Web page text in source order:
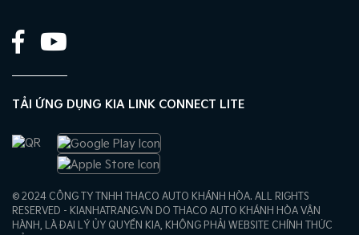
TẢI ỨNG DỤNG KIA LINK CONNECT LITE
© 2024 CÔNG TY TNHH THACO AUTO KHÁNH HÒA. ALL RIGHTS
RESERVED - KIANHATRANG.VN DO THACO AUTO KHÁNH HÒA VẬN
HÀNH, LÀ ĐẠI LÝ ỦY QUYỀN KIA, KHÔNG PHẢI WEBSITE CHÍNH THỨC